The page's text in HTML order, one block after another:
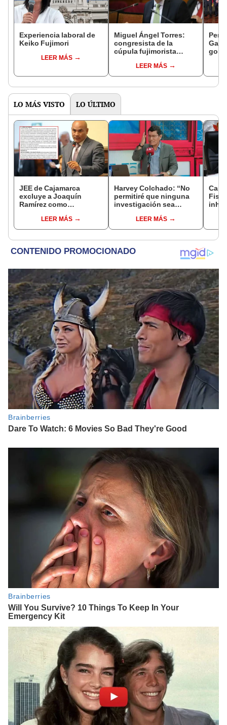
Experiencia laboral de
Keiko Fujimori
LEER MÁS
Miguel Ángel Torres:
congresista de la
cúpula fujimorista
del SenadoLEER MÁS
LO MÁS VISTO LO ÚLTIMO
JEE de Cajamarca
excluye a Joaquín
Ramírez como
regional por ocultar
sentencia
LEER MÁS
Harvey Colchado: “No
permitiré que ninguna
investigación sea
política”LEER MÁS